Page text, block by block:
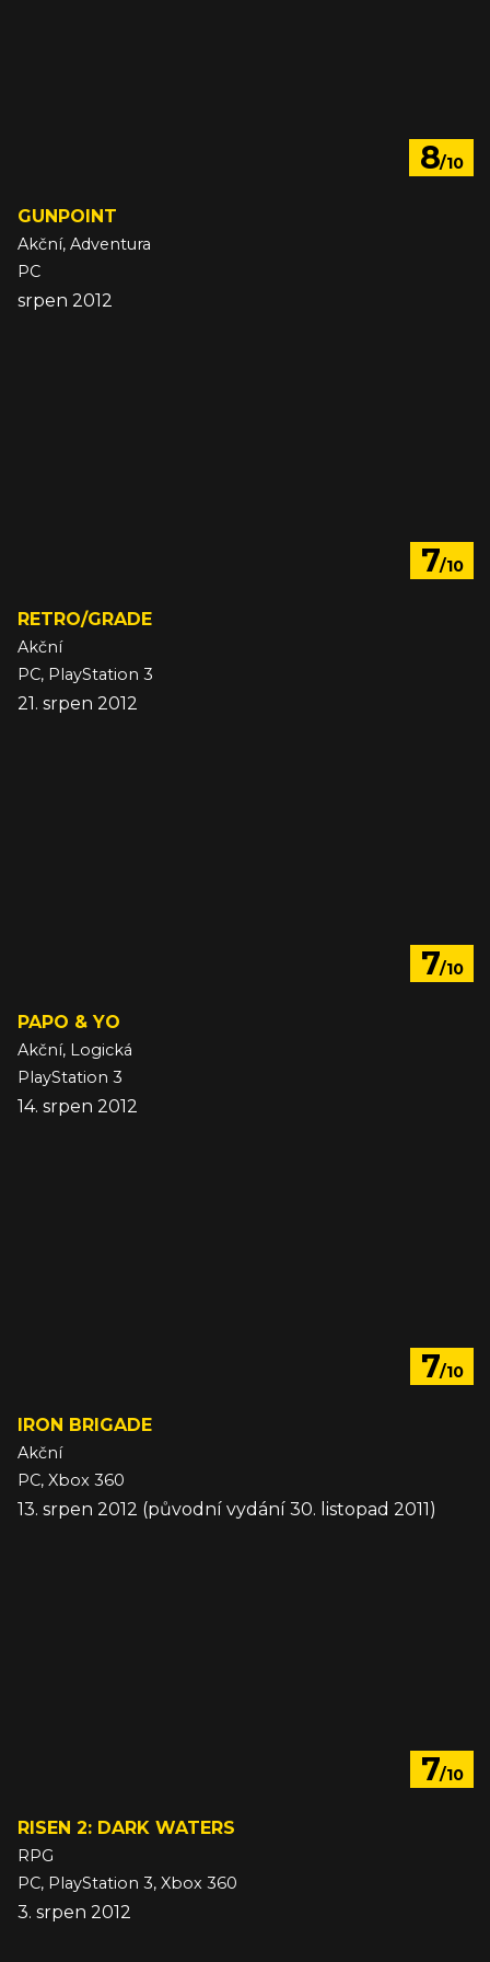
8/10
GUNPOINT
Akční, Adventura
PC
srpen 2012
7/10
RETRO/GRADE
Akční
PC, PlayStation 3
21. srpen 2012
7/10
PAPO & YO
Akční, Logická
PlayStation 3
14. srpen 2012
7/10
IRON BRIGADE
Akční
PC, Xbox 360
13. srpen 2012 (původní vydání 30. listopad 2011)
7/10
RISEN 2: DARK WATERS
RPG
PC, PlayStation 3, Xbox 360
3. srpen 2012